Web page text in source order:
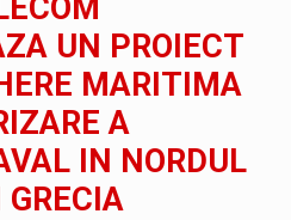
UN PROIECT
MARITIMA
A
IN NORDUL